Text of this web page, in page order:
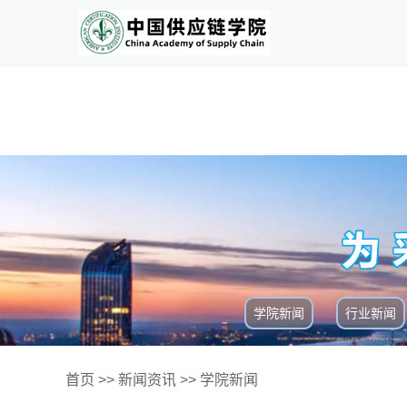
学院新闻 行业新闻
首页 >> 新闻资讯 >> 学院新闻